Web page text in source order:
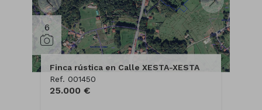
6
Finca rústica en Calle XESTA-XESTA
Ref. 001450
25.000 €